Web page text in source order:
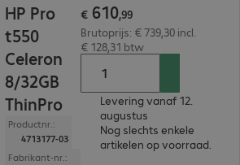
HP Pro
t550
Celeron
8/32GB
ThinPro
Productnr.:
4713177-03
Fabrikant-nr.:
€ 610,99
Brutoprijs: € 739,30 incl.
€ 128,31 btw
Levering vanaf 12.
augustus
Nog slechts enkele
artikelen op voorraad.